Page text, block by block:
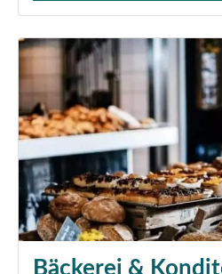
Bäckerei &